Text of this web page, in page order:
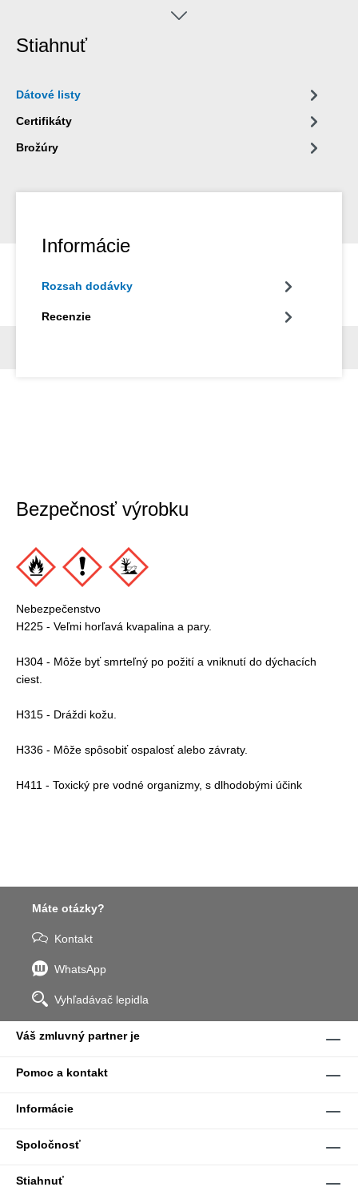
keramika a väčšina gumy a plastov. Vďaka svojmu špeciálnemu
zlepšeniu bezpečnosti na pracovisku a ochrany zdravia.
Stiahnuť
Dátové listy
Certifikáty
Brožúry
Informácie
Rozsah dodávky
Recenzie
Bezpečnosť výrobku
Nebezpečenstvo
H225 - Veľmi horľavá kvapalina a pary.
H304 - Môže byť smrteľný po požití a vniknutí do dýchacích
ciest.
H315 - Dráždi kožu.
H336 - Môže spôsobiť ospalosť alebo závraty.
H411 - Toxický pre vodné organizmy, s dlhodobými účink
Máte otázky?
Kontakt
WhatsApp
Vyhľadávač lepidla
Váš zmluvný partner je
Pomoc a kontakt
Informácie
Spoločnosť
Stiahnuť